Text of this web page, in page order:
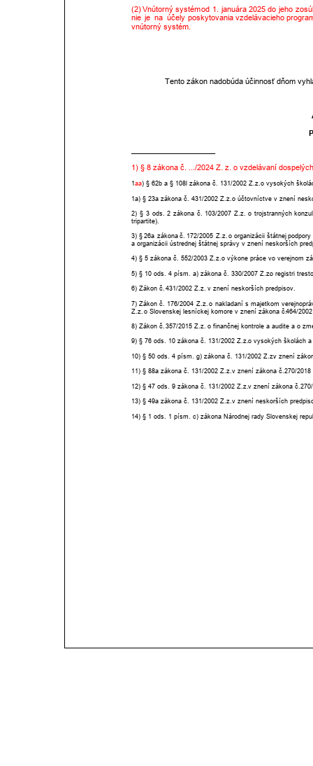
(2) Vnútorný systémod 1. januára 2025 do jeho
nie je na účely poskytovania vzdelávacieho
vnútorný systém.
Tento zákon nadobúda účinnosť dňom
1) § 8 zákona č. .../2024 Z. z. o vzdelávaní
1 aa) § 62b a § 108l zákona č. 131/2002 Z.z. o vysokých
1a) § 23a zákona č. 431/2002 Z.z. o účtovníctve v znení
2) § 3 ods. 2 zákona č. 103/2007 Z.z. o trojstranných
tripartite).
3) § 26a zákona č. 172/2005 Z.z. o organizácii štátnej podpory
a organizácii ústrednej štátnej správy v znení neskorších
4) § 5 zákona č. 552/2003 Z.z. o výkone práce vo verejnom
5) § 10 ods. 4 písm. a) zákona č. 330/2007 Z.z. o registri
6) Zákon č. 431/2002 Z.z. v znení neskorších predpisov.
7) Zákon č. 176/2004 Z.z. o nakladaní s majetkom
Z.z. o Slovenskej lesníckej komore v znení zákona č. 464/
8) Zákon č. 357/2015 Z.z. o finančnej kontrole a audite a o
9) § 76 ods. 10 zákona č. 131/2002 Z.z. o vysokých školách a
10) § 50 ods. 4 písm. g) zákona č. 131/2002 Z.z. v znení
11) § 88a zákona č. 131/2002 Z.z. v znení zákona č. 270/
12) § 47 ods. 9 zákona č. 131/2002 Z.z. v znení zákona č.
13) § 49a zákona č. 131/2002 Z.z. v znení neskorších
14) § 1 ods. 1 písm. c) zákona Národnej rady Slovenskej